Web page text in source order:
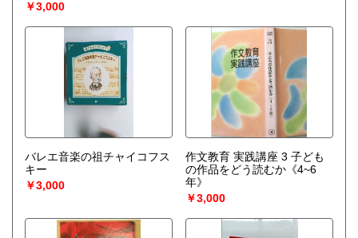
￥3,000
バレエ音楽の祖チャイコフス
キー
￥3,000
作文教育 実践講座 3 子ども
の作品をどう読むか《4~6
年》
￥3,000